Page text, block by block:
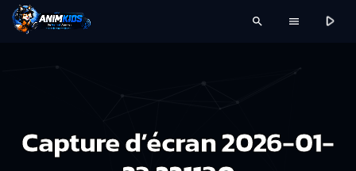
search menu play_arrow
Capture d’écran 2026-01-